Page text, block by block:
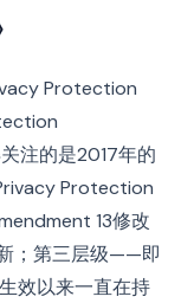
Protection
注的是2017年的
Protection
13修改
；第三层级——即
效以来一直在持